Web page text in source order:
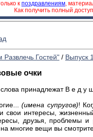
к поздравлениям,
Как получить полный
Развлечь Гостей" / Выпуск
очки
принадлежат В е д у
(имена супругов)!
свои интересы,
друзья, проблемы
на многие вещи вы